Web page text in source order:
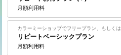
月額利用料
カラーミーショップでフリープラン、もしく
リピートベーシックプラン
月額利用料